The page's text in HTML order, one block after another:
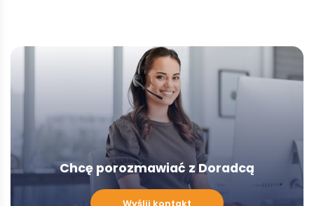
Chcę porozmawiać z Doradcą
Wyślij kontakt